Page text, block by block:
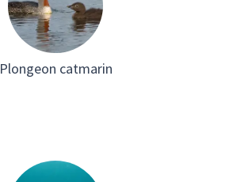
Plongeon catmarin